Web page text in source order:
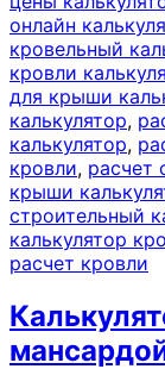
онлайн
кровельный
кровли
для крыши
калькулятор,
калькулятор,
кровли, расчет
крыши
строительный
калькулятор
расчет кровли